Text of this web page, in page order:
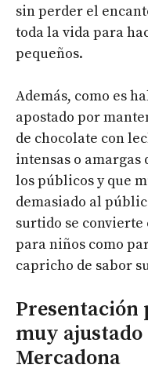
sin perder el
toda la vida para
pequeños.
Además, como es
apostado por
de chocolate con
intensas o amargas
los públicos y que
demasiado al
surtido se
para niños como
capricho de sabor
Presentación
muy ajustado
Mercadona